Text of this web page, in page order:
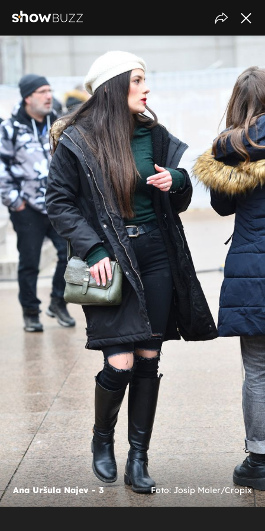
Ana Uršula Najev - 3 Foto: Josip Moler/Cropix